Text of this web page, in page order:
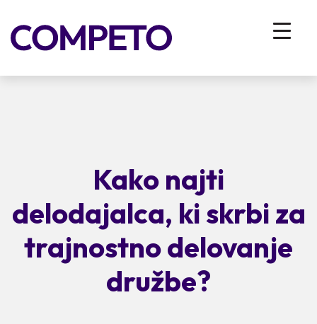
Kako najti
delodajalca, ki skrbi za
trajnostno delovanje
družbe?